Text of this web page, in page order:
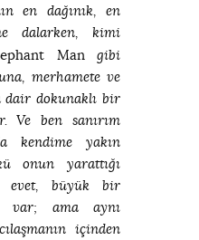
en dağınık, en
dalarken, kimi
Mangibi
merhamete ve
dair dokunaklı bir
Ve ben sanırım
kendime yakın
onun yarattığı
evet, büyük bir
var; ama aynı
içinden